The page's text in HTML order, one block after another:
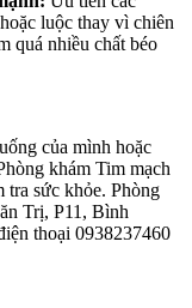
luộc thay vì chiên
quá nhiều chất béo
của mình hoặc
khám Tim mạch
tra sức khỏe. Phòng
Trị, P11, Bình
thoại 0938237460